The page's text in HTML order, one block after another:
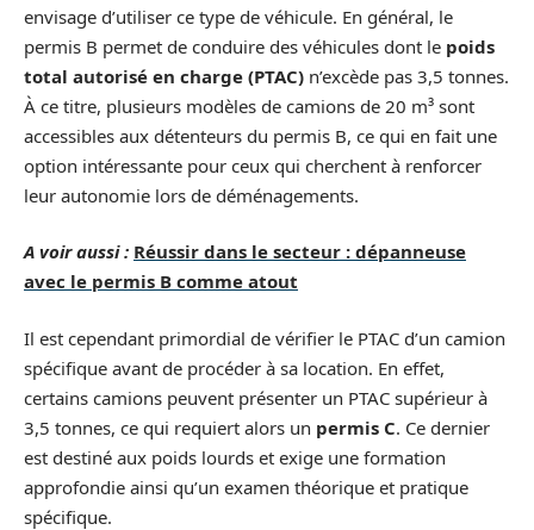
envisage d’utiliser ce type de véhicule. En général, le
permis B permet de conduire des véhicules dont le poids
total autorisé en charge (PTAC) n’excède pas 3,5 tonnes.
À ce titre, plusieurs modèles de camions de 20 m³ sont
accessibles aux détenteurs du permis B, ce qui en fait une
option intéressante pour ceux qui cherchent à renforcer
leur autonomie lors de déménagements.
A voir aussi : Réussir dans le secteur : dépanneuse
avec le permis B comme atout
Il est cependant primordial de vérifier le PTAC d’un camion
spécifique avant de procéder à sa location. En effet,
certains camions peuvent présenter un PTAC supérieur à
3,5 tonnes, ce qui requiert alors un permis C. Ce dernier
est destiné aux poids lourds et exige une formation
approfondie ainsi qu’un examen théorique et pratique
spécifique.